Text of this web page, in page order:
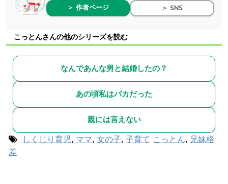
＞ 作者ページ ＞ SNS
こっとんさんの他のシリーズを読む
なんであんな男と結婚したの？
あの頃私はバカだった
親には言えない
しくじり育児, ママ, 女の子, 子育て こっとん, 兄妹格
差